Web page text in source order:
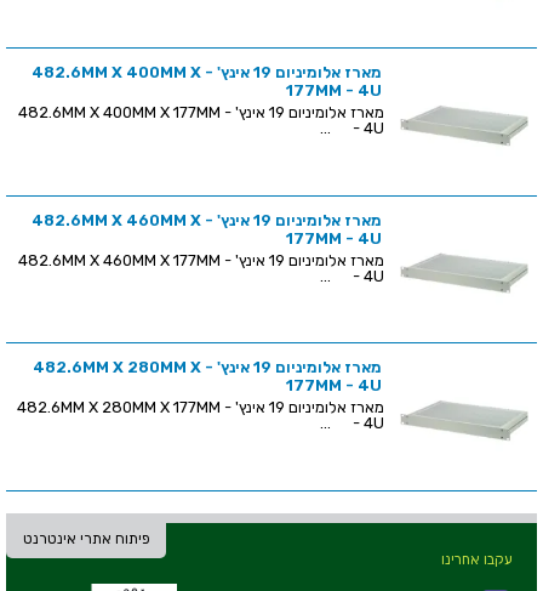
מארז אלומיניום 19 אינץ' - 482.6MM X 400MM X
177MM - 4U
מארז אלומיניום 19 אינץ' - 482.6MM X 400MM X 177MM
- 4U ...
מארז אלומיניום 19 אינץ' - 482.6MM X 460MM X
177MM - 4U
מארז אלומיניום 19 אינץ' - 482.6MM X 460MM X 177MM
- 4U ...
מארז אלומיניום 19 אינץ' - 482.6MM X 280MM X
177MM - 4U
מארז אלומיניום 19 אינץ' - 482.6MM X 280MM X 177MM
- 4U ...
פיתוח אתרי אינטרנט
עקבו אחרינו